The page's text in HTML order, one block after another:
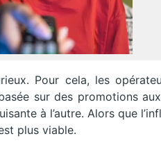
Pour cela, les
sur des promotions
à l’autre. Alors que
plus viable.